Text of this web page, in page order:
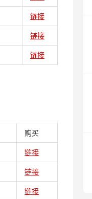
链接
链接
链接
购买
链接
链接
链接